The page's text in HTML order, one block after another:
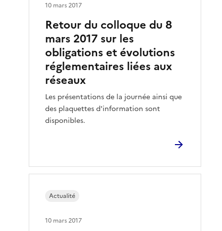
Retour du colloque du 8
mars 2017 sur les
obligations et évolutions
réglementaires liées aux
réseaux
Les présentations de la journée ainsi que
des plaquettes d'information sont
disponibles.
10 mars 2017
Actualité
10 mars 2017